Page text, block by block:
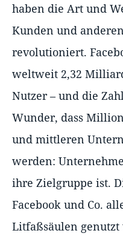
haben die Art und
Kunden und
revolutioniert.
weltweit 2,32
Nutzer – und die Zahl
Wunder, dass
und mittleren
werden:
ihre Zielgruppe ist.
Facebook und Co.
Litfaßsäulen